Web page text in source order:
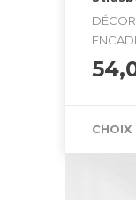
CHOIX